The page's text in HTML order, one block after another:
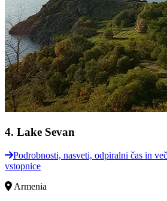
4. Lake Sevan
Podrobnosti, nasveti, odpiralni čas in več
vstopnice
Armenia